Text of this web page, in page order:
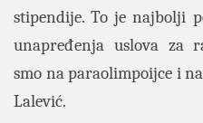
stipendije. To je najbolji
unapređenja uslova za
smo na paraolimpoijce i
Lalević.